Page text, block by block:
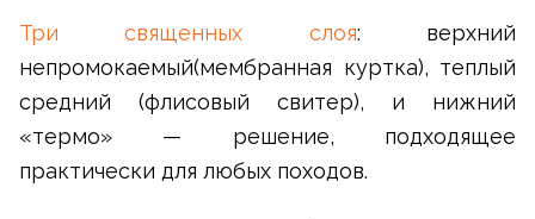
Три священных слоя: верхний
непромокаемый(мембранная куртка), теплый
средний (флисовый свитер), и нижний
«термо» — решение, подходящее
практически для любых походов.